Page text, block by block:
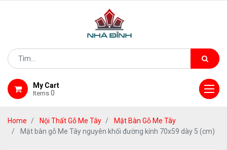
My Cart
Items 0
Home Nội Thất Gỗ Me Tây
Mặt Bàn Gỗ Me Tây
Mặt bàn gỗ Me Tây nguyên khối đường kính 70x59 dày 5 (cm)